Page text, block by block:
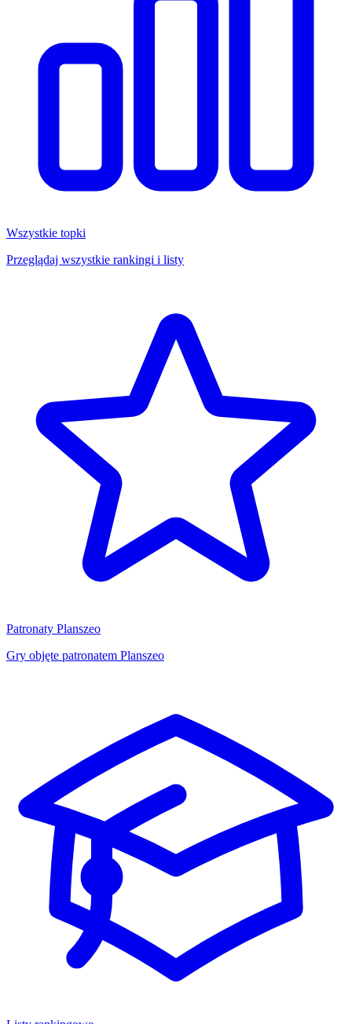
Wszystkie topki
Przeglądaj wszystkie rankingi i listy
Patronaty Planszeo
Gry objęte patronatem Planszeo